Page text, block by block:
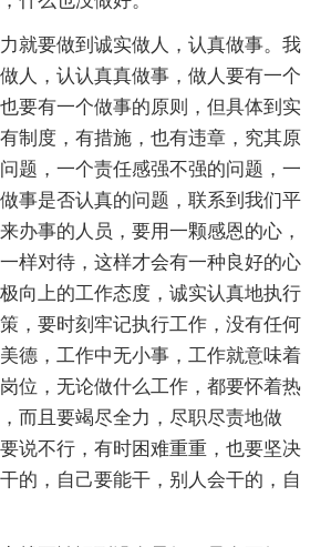
就要做到诚实做人，认真做事。我
人，认认真真做事，做人要有一个
要有一个做事的原则，但具体到实
制度，有措施，也有违章，究其原
题，一个责任感强不强的问题，一
事是否认真的问题，联系到我们平
办事的人员，要用一颗感恩的心，
样对待，这样才会有一种良好的心
向上的工作态度，诚实认真地执行
，要时刻牢记执行工作，没有任何
德，工作中无小事，工作就意味着
位，无论做什么工作，都要怀着热
而且要竭尽全力，尽职尽责地做
说不行，有时困难重重，也要坚决
的，自己要能干，别人会干的，自